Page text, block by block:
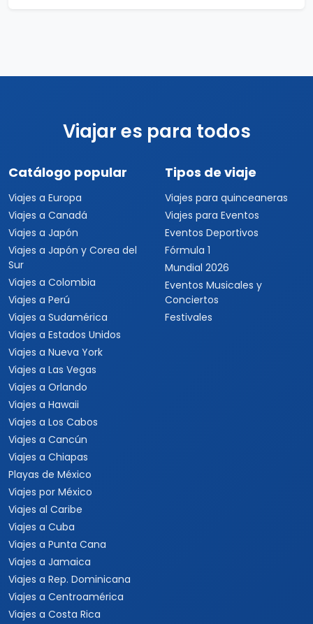
Viajar es para todos
Catálogo popular
Viajes a Europa
Viajes a Canadá
Viajes a Japón
Viajes a Japón y Corea del
Sur
Viajes a Colombia
Viajes a Perú
Viajes a Sudamérica
Viajes a Estados Unidos
Viajes a Nueva York
Viajes a Las Vegas
Viajes a Orlando
Viajes a Hawaii
Viajes a Los Cabos
Viajes a Cancún
Viajes a Chiapas
Playas de México
Viajes por México
Viajes al Caribe
Viajes a Cuba
Viajes a Punta Cana
Viajes a Jamaica
Viajes a Rep. Dominicana
Viajes a Centroamérica
Viajes a Costa Rica
Tipos de viaje
Viajes para quinceaneras
Viajes para Eventos
Eventos Deportivos
Fórmula 1
Mundial 2026
Eventos Musicales y
Conciertos
Festivales